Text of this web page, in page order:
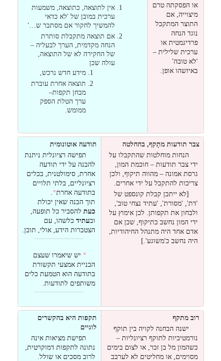
או הפסקתה טרם
מיצוייה, אם
התוצר המתקבל
נוגד הנחה
פרדיגמטית או
ערכית שלילית –
'לא טובה'
באיזשהו אופן.
אין לתוצאה, כתוצאה, משמעות
ערכית במובן של 'לא כדאי
להמשיך לחקור אם מסתבר ש…'
אם תוצאה מתקבלת סותרת
הנחה מקדמית, הערך לבעליה –
של החקירה לא של התוצאה,
עולה שכן
מידע חדש נרכש,
תוצאה אחרת עוברת
מבחן תקפות–
ערך הטלת הספק
ממומש.
צבר תודעות מתָקף, בהחלטה
הנחות מוחלטות שהתקבלו על
ידי צבר תודעות – חוכמת המון,
גרסת אמונה – מהווה תיקוף, ולכן
צריכות להתקבל על ידי אחרים.
[לא ייתכן קבלת קונספט של
'דת', 'מסורת', 'עתיד נצחי טוב',
ולבחון את תקפותן. לכן אימוץ על
ידי המון נחשב כתיקוף, שכן אם
אדם אחד היה מתנהל החיהודיות,
היה נחשב כ'משוגע'.]
תודעה אוטונומית
תפישה רציונלית ניתנת
להבנה על ידי תודעה
אחרת, סימולטנית, בכלים
רציונליים, בלתי תלויים
בתודעה אחרת*
תוך הבנה שאין יכולת
כעת להסביר כל תופעה,
ובעתיד כלשהו, עם
הצטברות הידע, אולי, תובן.
* יש שיאמרו שעצם
הבניית אמצעי תקשורת
בתודעה הוא הטמעת כלים
משותפים לתודעות.
רוב מתקף
ישנה הבחנה לקויה בין תוקף
נורמטיביות לתוקף רציונליות –
כשהמון מל בן זכר, או לצום בימים
מסוימים, או מחליטים לא לערבב
תקפות היא בהקשרים
לוגיים
תפישת מציאות אינה
נתונה לתקפות דמוקרטית,
לרוב מסכים או שולל.